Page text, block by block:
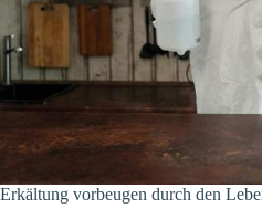
Erkältung vorbeugen durch den